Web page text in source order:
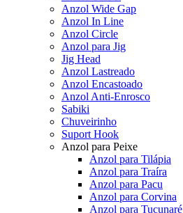
Anzol Wide Gap
Anzol In Line
Anzol Circle
Anzol para Jig
Jig Head
Anzol Lastreado
Anzol Encastoado
Anzol Anti-Enrosco
Sabiki
Chuveirinho
Suport Hook
Anzol para Peixe
Anzol para Tilápia
Anzol para Traíra
Anzol para Pacu
Anzol para Corvina
Anzol para Tucunaré